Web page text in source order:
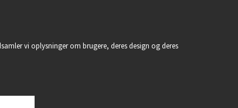
vi oplysninger om brugere, deres design og deres